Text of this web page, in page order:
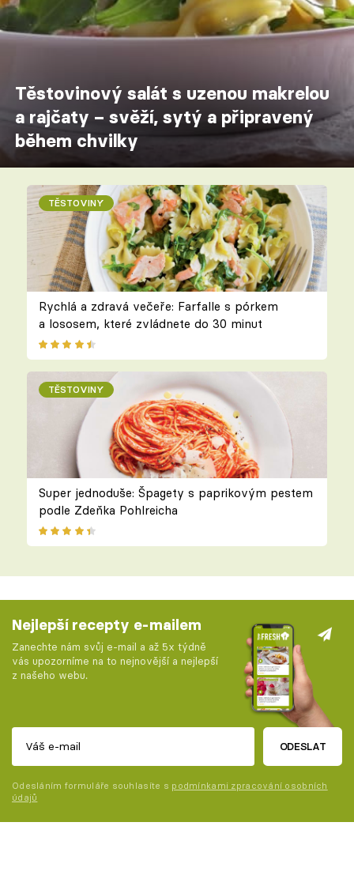
Těstovinový salát s uzenou makrelou
a rajčaty – svěží, sytý a připravený
během chvilky
TĚSTOVINY
Rychlá a zdravá večeře: Farfalle s pórkem
a lososem, které zvládnete do 30 minut
TĚSTOVINY
Super jednoduše: Špagety s paprikovým pestem
podle Zdeňka Pohlreicha
Nejlepší recepty e-mailem
Zanechte nám svůj e-mail a až 5x týdně
vás upozorníme na to nejnovější a nejlepší
z našeho webu.
ODESLAT
Odesláním formuláře souhlasíte s podmínkami zpracování osobních
údajů